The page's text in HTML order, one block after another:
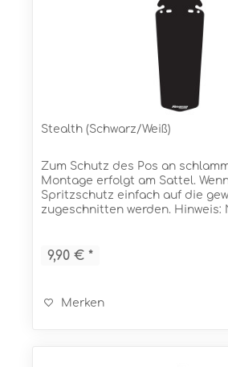
Stealth (Schwarz/Weiß)
Zum Schutz des Pos an
Montage erfolgt am Sattel.
Spritzschutz einfach auf die
zugeschnitten werden.
9,90 € *
Merken